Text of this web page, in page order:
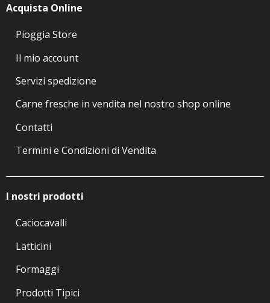
Acquista Online
Pioggia Store
Il mio account
Servizi spedizione
Carne fresche in vendita nel nostro shop online
Contatti
Termini e Condizioni di Vendita
I nostri prodotti
Caciocavalli
Latticini
Formaggi
Prodotti Tipici